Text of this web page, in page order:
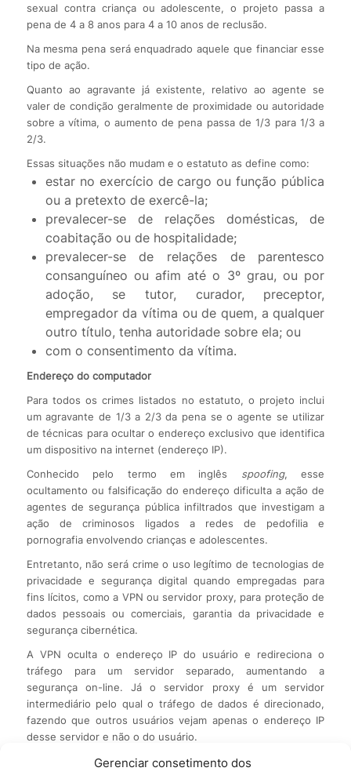
Gerenciar consetimento dos
sexual contra criança ou adolescente, o projeto passa a
pena de 4 a 8 anos para 4 a 10 anos de reclusão.
Na mesma pena será enquadrado aquele que financiar esse
tipo de ação.
Quanto ao agravante já existente, relativo ao agente se
valer de condição geralmente de proximidade ou autoridade
sobre a vítima, o aumento de pena passa de 1/3 para 1/3 a
2/3.
Essas situações não mudam e o estatuto as define como:
estar no exercício de cargo ou função pública
ou a pretexto de exercê-la;
prevalecer-se de relações domésticas, de
coabitação ou de hospitalidade;
prevalecer-se de relações de parentesco
consanguíneo ou afim até o 3º grau, ou por
adoção, se tutor, curador, preceptor,
empregador da vítima ou de quem, a qualquer
outro título, tenha autoridade sobre ela; ou
com o consentimento da vítima.
Endereço do computador
Para todos os crimes listados no estatuto, o projeto inclui
um agravante de 1/3 a 2/3 da pena se o agente se utilizar
de técnicas para ocultar o endereço exclusivo que identifica
um dispositivo na internet (endereço IP).
Conhecido pelo termo em inglês spoofing, esse
ocultamento ou falsificação do endereço dificulta a ação de
agentes de segurança pública infiltrados que investigam a
ação de criminosos ligados a redes de pedofilia e
pornografia envolvendo crianças e adolescentes.
Entretanto, não será crime o uso legítimo de tecnologias de
privacidade e segurança digital quando empregadas para
fins lícitos, como a VPN ou servidor proxy, para proteção de
dados pessoais ou comerciais, garantia da privacidade e
segurança cibernética.
A VPN oculta o endereço IP do usuário e redireciona o
tráfego para um servidor separado, aumentando a
segurança on-line. Já o servidor proxy é um servidor
intermediário pelo qual o tráfego de dados é direcionado,
fazendo que outros usuários vejam apenas o endereço IP
desse servidor e não o do usuário.